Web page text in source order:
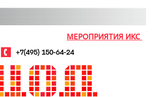
МЕРОПРИЯТИЯ ИКС
+7(495) 150-64-24